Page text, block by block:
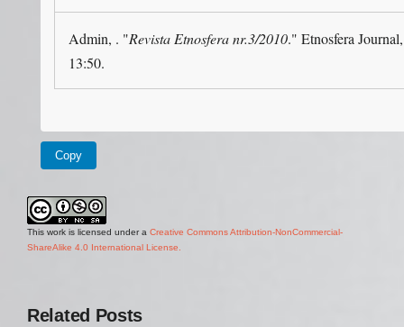
Admin, . "Revista Etnosfera nr.3/2010." Etnosfera
13:50.
Copy
This work is licensed under a Creative Commons Attribution-NonCommercial-
ShareAlike 4.0 International License.
Related Posts